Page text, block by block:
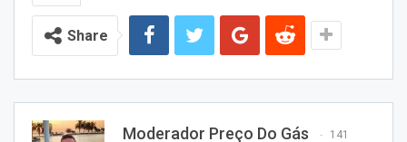
Share
Moderador Preço Do Gás 141